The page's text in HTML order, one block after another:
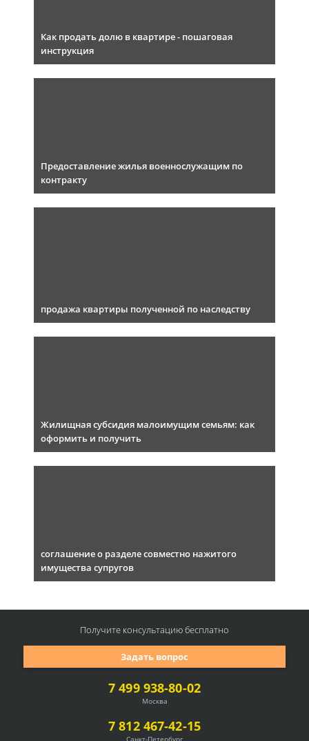
Как продать долю в квартире - пошаговая
инструкция
Предоставление жилья военнослужащим по
контракту
продажа квартиры полученной по наследству
Жилищная субсидия малоимущим семьям: как
оформить и получить
соглашение о разделе совместно нажитого
имущества супругов
7 499 938-80-02
Москва
7 812 467-42-15
Задать вопрос
Получите консультациюбесплатно